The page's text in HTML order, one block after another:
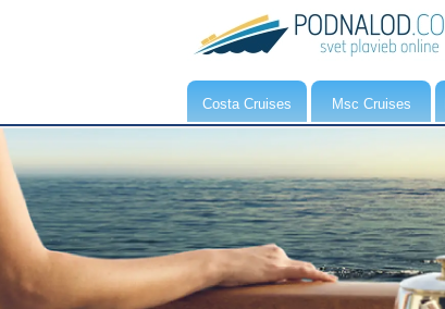
Costa Cruises Msc Cruises